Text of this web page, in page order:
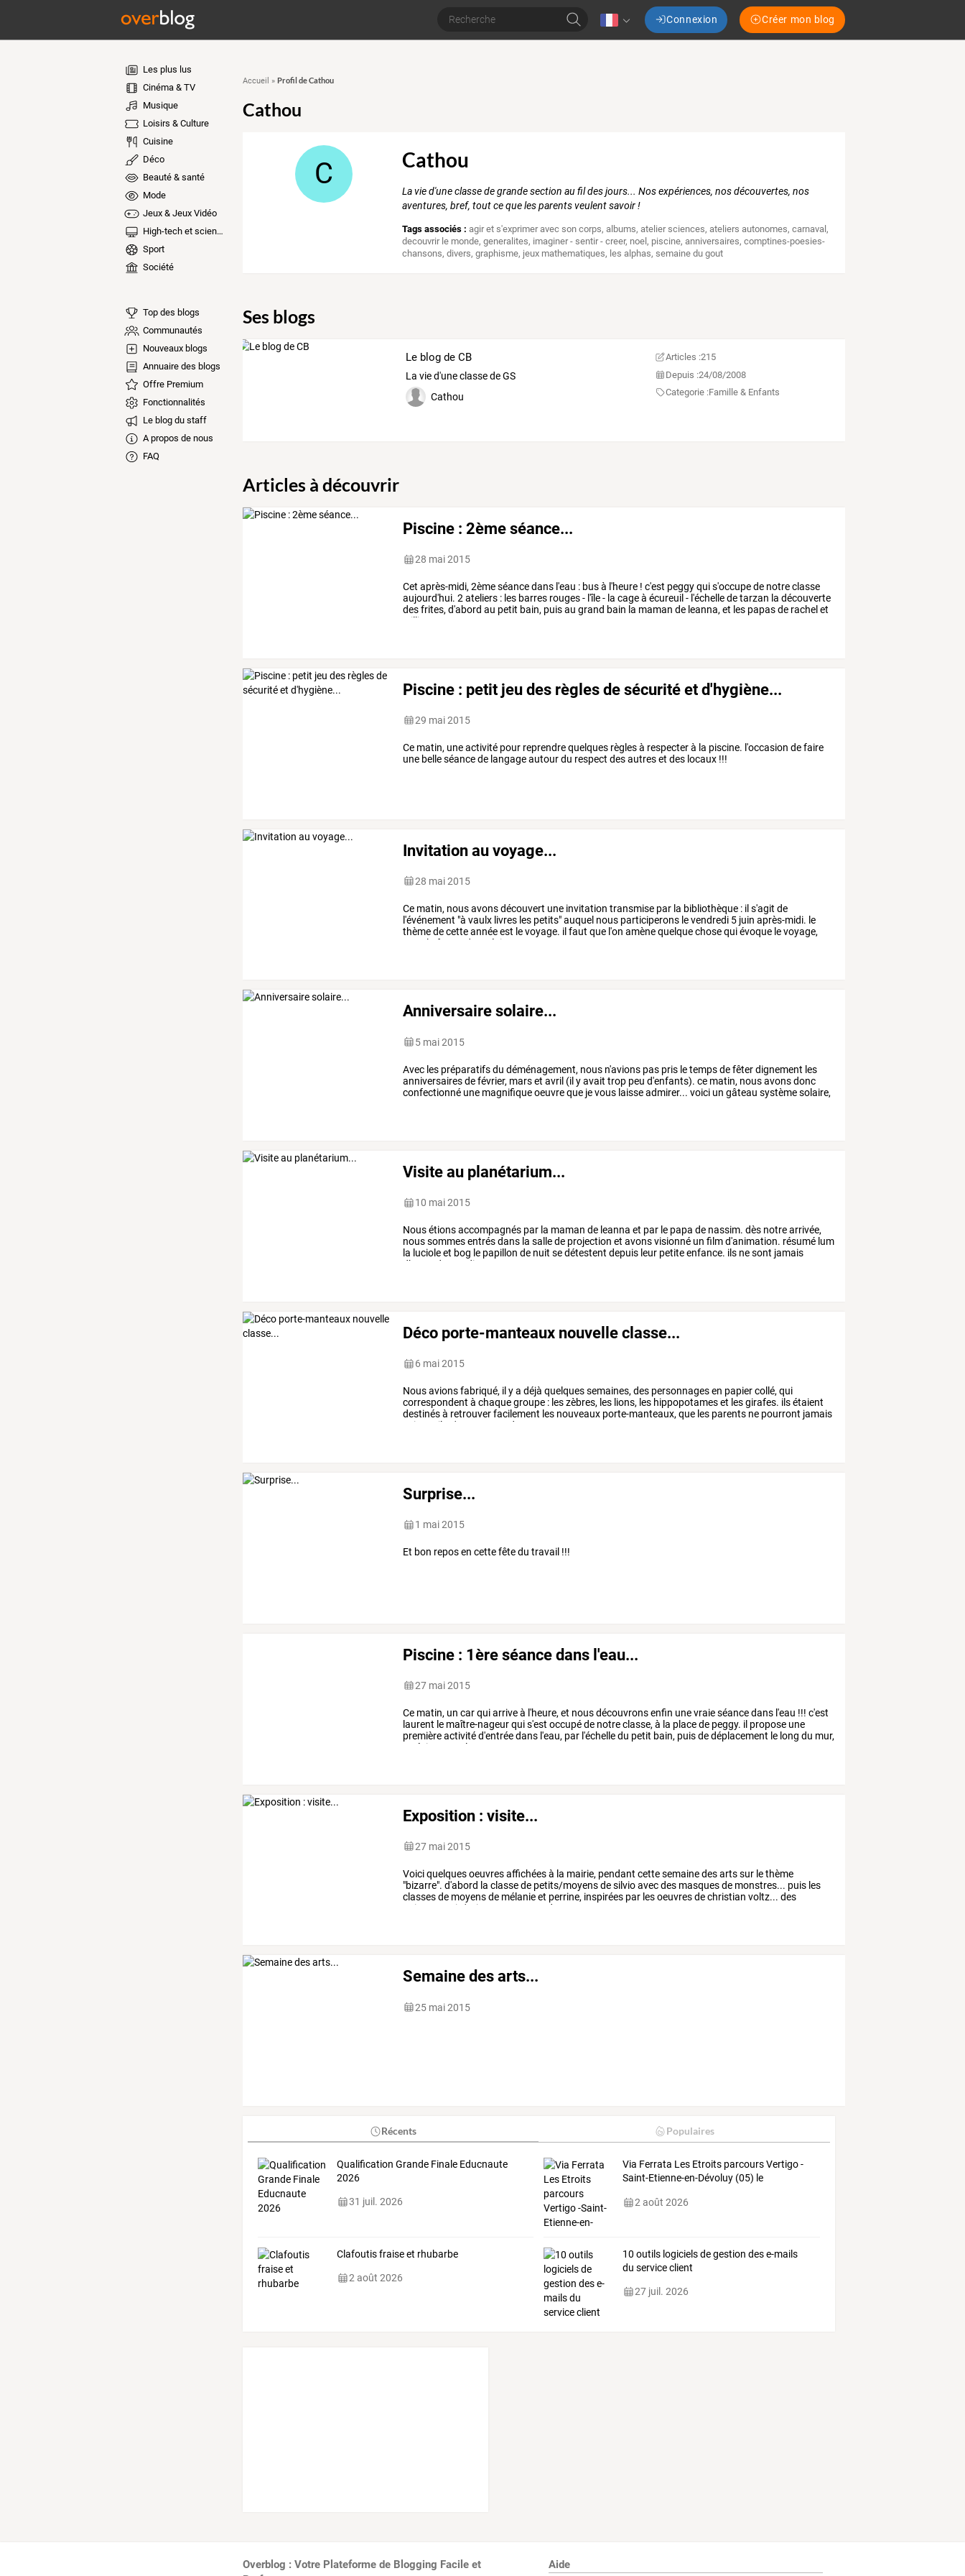
Connexion Créer mon blog
Les plus lus
Cinéma & TV
Musique
Loisirs & Culture
Cuisine
Déco
Beauté & santé
Mode
Jeux & Jeux Vidéo
High-tech et sciences
Sport
Société
Top des blogs
Communautés
Nouveaux blogs
Annuaire des blogs
Offre Premium
Fonctionnalités
Le blog du staff
A propos de nous
FAQ
Accueil » Profil de Cathou
Cathou
C Cathou
La vie d'une classe de grande section au fil des jours... Nos expériences, nos découvertes, nos
aventures, bref, tout ce que les parents veulent savoir !
Tags associés : agir et s'exprimer avec son corps,albums,atelier sciences,ateliers autonomes,carnaval,
decouvrir le monde,generalites, imaginer - sentir - creer, noel, piscine,anniversaires,comptines-poesies-
chansons,divers,graphisme, jeux mathematiques, les alphas,semaine du gout
Ses blogs
Le blog de CB
La vie d'une classe de GS
Cathou
Articles :215
Depuis :24/08/2008
Categorie :Famille & Enfants
Articles à découvrir
Piscine : 2ème séance...
28 mai 2015
Cet après-midi, 2èmeséancedans l'eau : busà l'heure ! c'est peggyquis'occupede notreclasse
aujourd'hui. 2 ateliers : les barres rouges- l'île- la cageà écureuil - l'échelledetarzan la découverte
desfrites, d'abord au petit bain, puisau grand bain la maman de leanna, et les papasde rachel et
william
Piscine : petit jeu des règles de sécurité et d'hygiène...
29 mai 2015
Ce matin, une activité pour reprendre quelques règles à respecter à la piscine. l'occasion de faire
une belle séance de langage autour du respect des autres et des locaux !!!
Invitation au voyage...
28 mai 2015
Ce matin, nousavonsdécouvert une invitation transmise par la bibliothèque : il s'agit de
l'événement "à vaulx livres les petits"auquel nous participerons levendredi 5 juin après-midi. le
thèmedecetteannéeest levoyage. il faut que l'on amènequelquechosequiévoque levoyage,
la forme de poésie,
Anniversaire solaire...
5 mai 2015
Avec les préparatifsdu déménagement, nous n'avions pas pris letempsdefêterdignement les
anniversairesdefévrier, marset avril (il yavait trop peu d'enfants). ce matin, nousavonsdonc
confectionné une magnifiqueoeuvreque jevous laisseadmirer... voici un gâteau systèmesolaire,
Visite au planétarium...
10 mai 2015
Nousétionsaccompagnés par la maman de leanna et par le papa de nassim. dès notrearrivée,
noussommesentrésdans la sallede projection et avonsvisionné un filmd'animation. résumé lum
la lucioleet bog le papillon de nuit sedétestent depuis leur petiteenfance. ils nesont jamais
d’accord
disputent
Déco porte-manteaux nouvelle classe...
6 mai 2015
Nousavionsfabriqué, il ya déjà quelquessemaines,des personnagesen papiercollé,qui
correspondent à chaquegroupe : leszèbres, les lions, les hippopotameset lesgirafes. ilsétaient
destinésà retrouverfacilement les nouveaux porte-manteaux,que les parents ne pourront jamais
voir
ils n'entrent de
Surprise...
1 mai 2015
Et bon repos en cette fête du travail !!!
Piscine : 1ère séance dans l'eau...
27 mai 2015
Ce matin, un carquiarriveà l'heure, et nousdécouvronsenfin unevraieséancedans l'eau !!! c'est
laurent le maître-nageurquis'est occupéde notreclasse, à la placede peggy. il propose une
premièreactivitéd'entréedans l'eau, par l'échelledu petit bain, puisdedéplacement le long du mur,
évitant quelques
Exposition : visite...
27 mai 2015
Voiciquelquesoeuvresaffichéesà la mairie, pendant cettesemainedesartssur lethème
"bizarre". d'abord la classede petits/moyensdesilvioavecdes masquesde monstres... puis les
classesde moyensde mélanieet perrine, inspirées par lesoeuvresdechristian voltz... des
animaux
qui n'existent de
Semaine des arts...
25 mai 2015
Récents Populaires
Qualification Grande Finale Educnaute
2026
31 juil. 2026
Via Ferrata Les Etroits parcours Vertigo -
Saint-Etienne-en-Dévoluy (05) le
2 août 2026
Clafoutis fraise et rhubarbe
2 août 2026
10 outils logiciels de gestion des e-mails
du service client
27 juil. 2026
Overblog : Votre Plateforme de Blogging Facile et
Aide